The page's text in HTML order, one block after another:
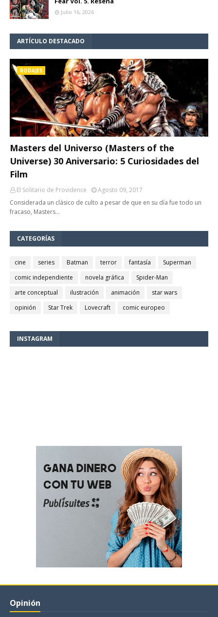
Julio 16, 2026
ARTÍCULO DESTACADO
RODAJES
Masters del Universo (Masters of the
Universe) 30 Aniversario: 5 Curiosidades del
Film
El Solitario de Providence
Agosto 09, 2017
Considerada un clásico de culto a pesar de que en su día fue todo un
fracaso, Masters…
CATEGORÍAS
cine series Batman terror fantasía
Superman
comic independiente
novela gráfica
Spider-Man
arte conceptual
ilustración animación
star wars
opinión
Star Trek Lovecraft comic europeo
INSTAGRAM
Opinión